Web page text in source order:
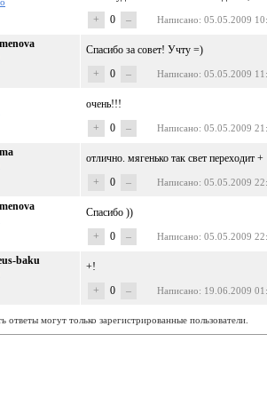
+
0 – Написано: 05.05.2009
Спасибо за совет! Учту =)
+
0 – Написано: 05.05.2009
очень!!!
+
0 – Написано: 05.05.2009
отлично. мягенько так свет переходит +
+
0 – Написано: 05.05.2009
Спасибо ))
+
0 – Написано: 05.05.2009
baku
+!
+
0 – Написано: 19.06.2009
ответы могут только зарегистрированные пользователи.